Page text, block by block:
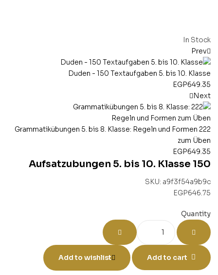
In Stock
Prev
Duden - 150 Textaufgaben 5. bis 10. Klasse
EGP649.35
Next
222 Grammatikübungen 5. bis 8. Klasse: Regeln und Formen
zum Üben
EGP649.35
150 Aufsatzubungen 5. bis 10. Klasse
SKU: a9f3f54a9b9c
EGP646.75
Quantity
Add to cart
Add to wishlist